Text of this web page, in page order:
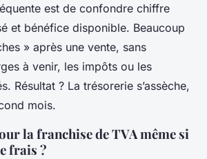
est de confondre chiffre
et bénéfice disponible. Beaucoup
» après une vente, sans
à venir, les impôts ou les
Résultat ? La trésorerie s’assèche,
mois.
la franchise de TVA même si
frais ?